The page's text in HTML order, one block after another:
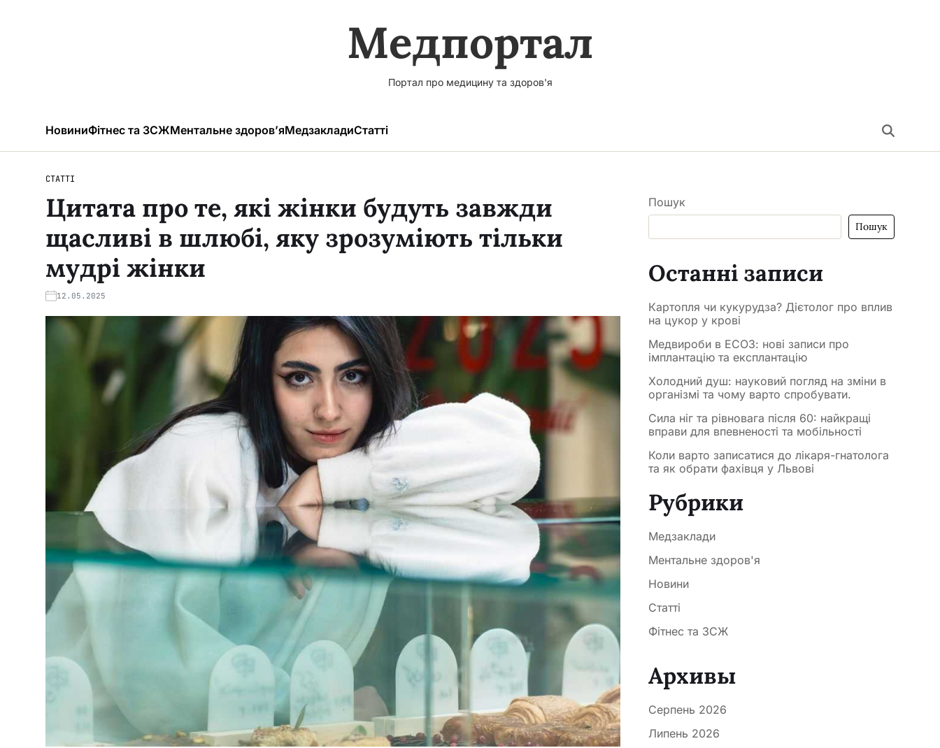
Медпортал
Портал про медицину та здоров'я
НовиниФітнес та ЗСЖМентальне здоров’яМедзакладиСтатті
СТАТТІ
Цитата про те, які жінки будуть завжди
щасливі в шлюбі, яку зрозуміють тільки
мудрі жінки
12.05.2025
Пошук
Пошук
Останні записи
Картопля чи кукурудза? Дієтолог про вплив
на цукор у крові
Медвироби в ЕСОЗ: нові записи про
імплантацію та експлантацію
Холодний душ: науковий погляд на зміни в
організмі та чому варто спробувати.
Сила ніг та рівновага після 60: найкращі
вправи для впевненості та мобільності
Коли варто записатися до лікаря-гнатолога
та як обрати фахівця у Львові
Рубрики
Медзаклади
Ментальне здоров'я
Новини
Статті
Фітнес та ЗСЖ
Архивы
Серпень 2026
Липень 2026